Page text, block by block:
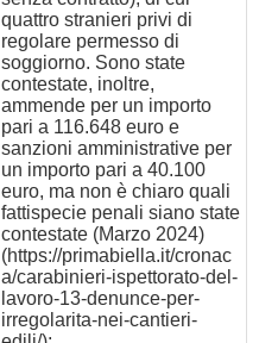
quattro stranieri privi di
regolare permesso di
soggiorno. Sono state
contestate, inoltre,
ammende per un importo
pari a 116.648 euro e
sanzioni amministrative per
un importo pari a 40.100
euro, ma non è chiaro quali
fattispecie penali siano state
contestate (Marzo 2024)
(https://primabiella.it/cronac
a/carabinieri-ispettorato-del-
lavoro-13-denunce-per-
irregolarita-nei-cantieri-